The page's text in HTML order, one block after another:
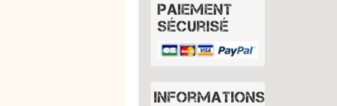
Paiement
sécurisé
Informations